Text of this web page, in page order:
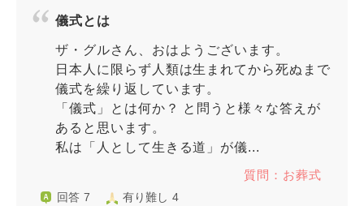
儀式とは
ザ・グルさん、おはようございます。
日本人に限らず人類は生まれてから死ぬまで
儀式を繰り返しています。
「儀式」とは何か？ と問うと様々な答えが
あると思います。
私は「人として生きる道」が儀...
質問：お葬式
回答 7 有り難し 4